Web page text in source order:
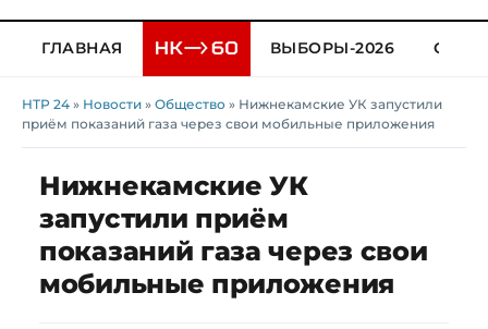
ГЛАВНАЯ ВЫБОРЫ-2026
НТР 24 » Новости » Общество » Нижнекамские УК запустили
приём показаний газа через свои мобильные приложения
Нижнекамские УК
запустили приём
показаний газа через свои
мобильные приложения